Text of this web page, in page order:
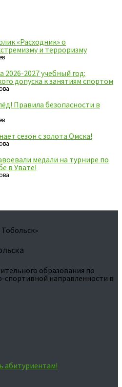
«Расходник» о
и терроризму
2026-2027 учебный год:
допуска к занятиям спортом
Правила безопасности в
сезон с золота Омска!
медали на турнире по
в Увате!
образования по
спортивной направленности в
абитуриентам!